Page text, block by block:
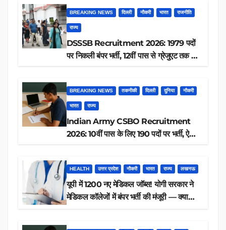
BREAKING NEWS दिल्ली नौकरी भारत राजनीति
राज्य
DSSSB Recruitment 2026: 1979 पदों
पर निकली बंपर भर्ती, 12वीं पास से ग्रेजुएट तक करें
BREAKING NEWS तकनीकी दिल्ली दुनिया नौकरी
भारत राज्य
Indian Army CSBO Recruitment
2026: 10वीं पास के लिए 190 पदों पर भर्ती, ऐसे
HEALTH उत्तर प्रदेश नौकरी भारत राज्य लखनऊ
यूपी में 1200 नए मेडिकल जॉब्स! योगी सरकार ने
मेडिकल कॉलेजों में बंपर भर्ती की मंजूरी — क्या